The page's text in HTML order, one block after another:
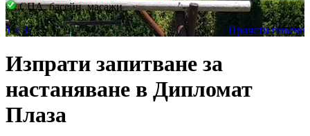
СПА, басейн, масажи
Прочети повече
1 2 3
Изпрати запитване за
настаняване в Дипломат
Плаза